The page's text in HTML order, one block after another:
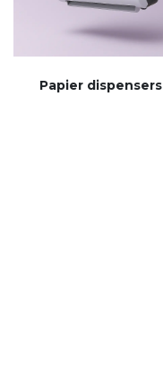
Papier dispensers